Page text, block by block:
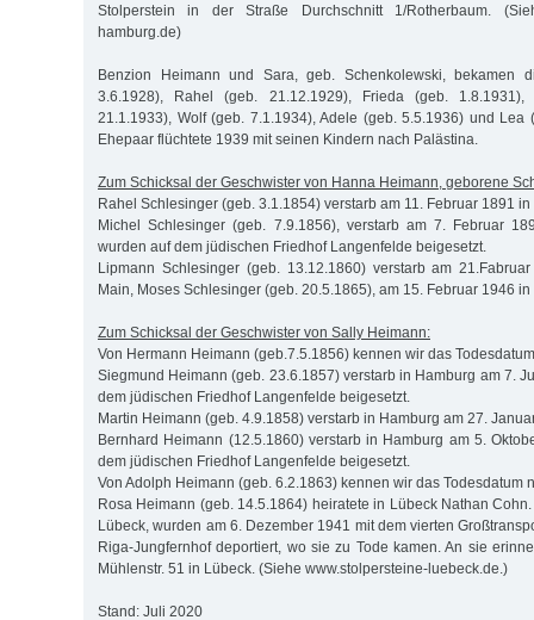
Stolperstein in der Straße Durchschnitt 1/Rotherbaum.
hamburg.de)
Benzion Heimann und Sara, geb. Schenkolewski, bekamen
3.6.1928), Rahel (geb. 21.12.1929), Frieda (geb.
21.1.1933), Wolf (geb. 7.1.1934), Adele (geb. 5.5.1936) und Lea
Ehepaar flüchtete 1939 mit seinen Kindern nach Palästina.
Zum Schicksal der Geschwister von Hanna Heimann, geborene
Rahel Schlesinger (geb. 3.1.1854) verstarb am 11. Februar 1891
Michel Schlesinger (geb. 7.9.1856), verstarb am 7. Februar
wurden auf dem jüdischen Friedhof Langenfelde beigesetzt.
Lipmann Schlesinger (geb. 13.12.1860) verstarb am
Main, Moses Schlesinger (geb. 20.5.1865), am 15. Februar 1946
Zum Schicksal der Geschwister von Sally Heimann:
Von Hermann Heimann (geb.7.5.1856) kennen wir das
Siegmund Heimann (geb. 23.6.1857) verstarb in Hamburg am 7.
dem jüdischen Friedhof Langenfelde beigesetzt.
Martin Heimann (geb. 4.9.1858) verstarb in Hamburg am 27.
Bernhard Heimann (12.5.1860) verstarb in Hamburg am 5.
dem jüdischen Friedhof Langenfelde beigesetzt.
Von Adolph Heimann (geb. 6.2.1863) kennen wir das Todesdatum
Rosa Heimann (geb. 14.5.1864) heiratete in Lübeck Nathan
Lübeck, wurden am 6. Dezember 1941 mit dem vierten
Riga-Jungfernhof deportiert, wo sie zu Tode kamen. An sie
Mühlenstr. 51 in Lübeck. (Siehe www.stolpersteine-luebeck.de.)
Stand: Juli 2020